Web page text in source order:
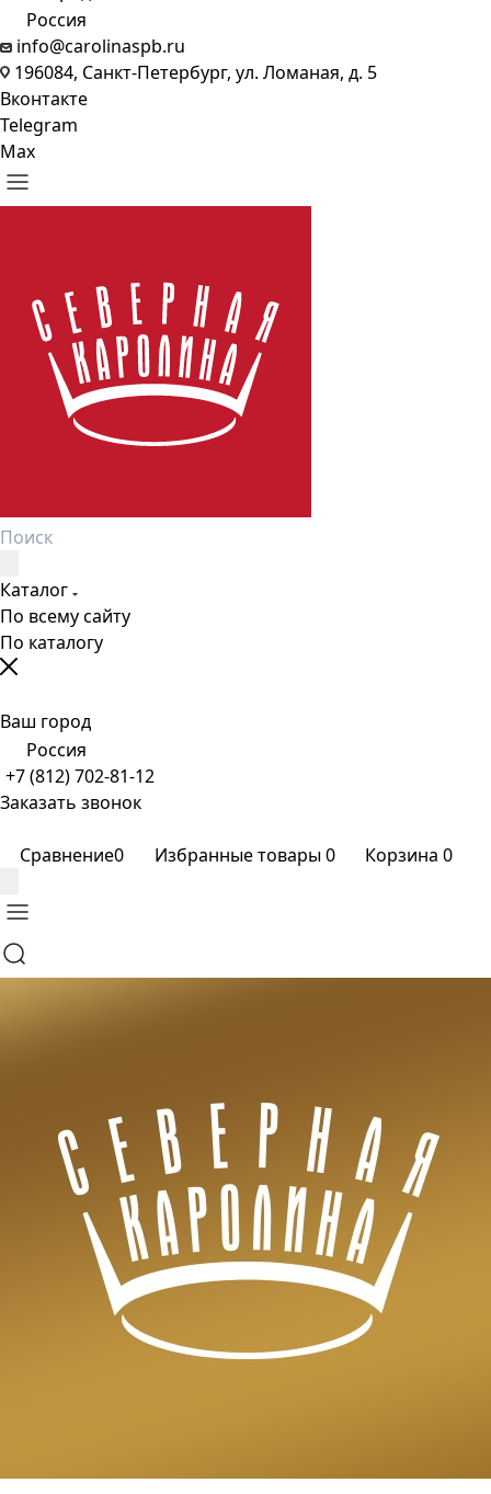
Россия
info@carolinaspb.ru
196084, Санкт-Петербург, ул. Ломаная, д. 5
Вконтакте
Telegram
Max
Каталог
По всему сайту
По каталогу
Ваш город
Россия
+7 (812) 702-81-12
Заказать звонок
Сравнение0 Избранные товары0 Корзина 0